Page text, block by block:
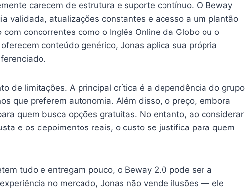
carecem de estrutura e suporte contínuo. O Beway
validada, atualizações constantes e acesso a um plantão
concorrentes como o Inglês Online da Globo ou o
conteúdo genérico, Jonas aplica sua própria
de limitações. A principal crítica é a dependência do grupo
que preferem autonomia. Além disso, o preço, embora
quem busca opções gratuitas. No entanto, ao considerar
e os depoimentos reais, o custo se justifica para quem
tudo e entregam pouco, o Beway 2.0 pode ser a
no mercado, Jonas não vende ilusões — ele